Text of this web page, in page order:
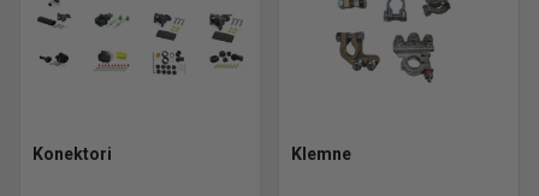
Konektori Klemne